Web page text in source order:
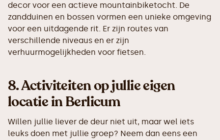
decor voor een actieve mountainbiketocht. De
zandduinen en bossen vormen een unieke omgeving
voor een uitdagende rit. Er zijn routes van
verschillende niveaus en er zijn
verhuurmogelijkheden voor fietsen.
8. Activiteiten op jullie eigen
locatie in Berlicum
Willen jullie liever de deur niet uit, maar wel iets
leuks doen met jullie groep? Neem dan eens een